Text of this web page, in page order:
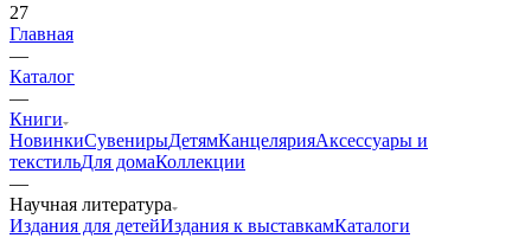
27
Главная
—
Каталог
—
Книги
НовинкиСувенирыДетямКанцелярияАксессуары и
текстильДля домаКоллекции
—
Научная литература
Издания для детейИздания к выставкамКаталоги